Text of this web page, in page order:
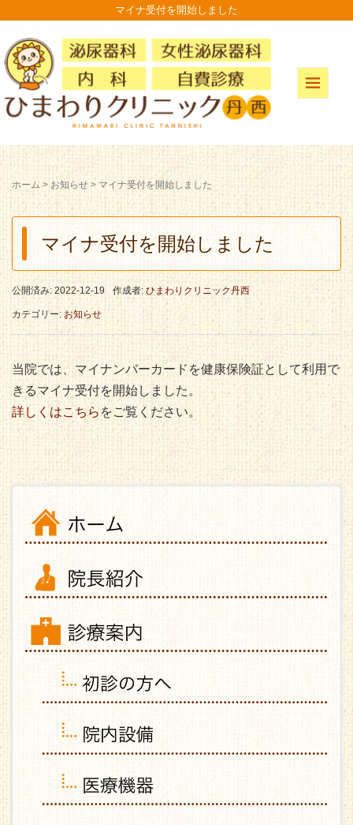
マイナ受付を開始しました
ホーム > お知らせ > マイナ受付を開始しました
マイナ受付を開始しました
公開済み: 2022-12-19 作成者: ひまわりクリニック丹西
カテゴリー:お知らせ
当院では、マイナンバーカードを健康保険証として利用で
きるマイナ受付を開始しました。
詳しくはこちら をご覧ください。